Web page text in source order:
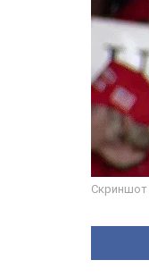
Скриншот